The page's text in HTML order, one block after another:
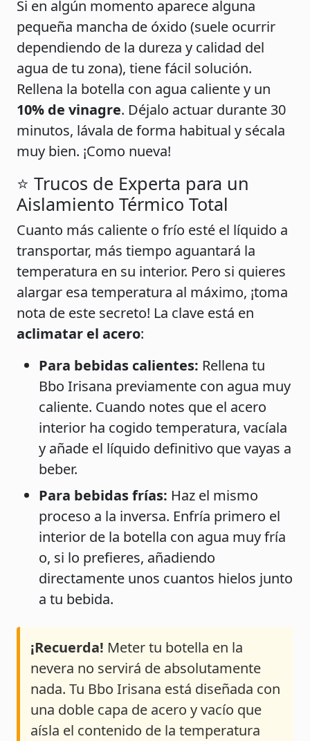
Si en algún momento aparece alguna
pequeña mancha de óxido (suele ocurrir
dependiendo de la dureza y calidad del
agua de tu zona), tiene fácil solución.
Rellena la botella con agua caliente y un
10% de vinagre. Déjalo actuar durante 30
minutos, lávala de forma habitual y sécala
muy bien. ¡Como nueva!
⭐️ Trucos de Experta para un
Aislamiento Térmico Total
Cuanto más caliente o frío esté el líquido a
transportar, más tiempo aguantará la
temperatura en su interior. Pero si quieres
alargar esa temperatura al máximo, ¡toma
nota de este secreto! La clave está en
aclimatar el acero:
Para bebidas calientes: Rellena tu
Bbo Irisana previamente con agua muy
caliente. Cuando notes que el acero
interior ha cogido temperatura, vacíala
y añade el líquido definitivo que vayas a
beber.
Para bebidas frías: Haz el mismo
proceso a la inversa. Enfría primero el
interior de la botella con agua muy fría
o, si lo prefieres, añadiendo
directamente unos cuantos hielos junto
a tu bebida.
¡Recuerda! Meter tu botella en la
nevera no servirá de absolutamente
nada. Tu Bbo Irisana está diseñada con
una doble capa de acero y vacío que
aísla el contenido de la temperatura